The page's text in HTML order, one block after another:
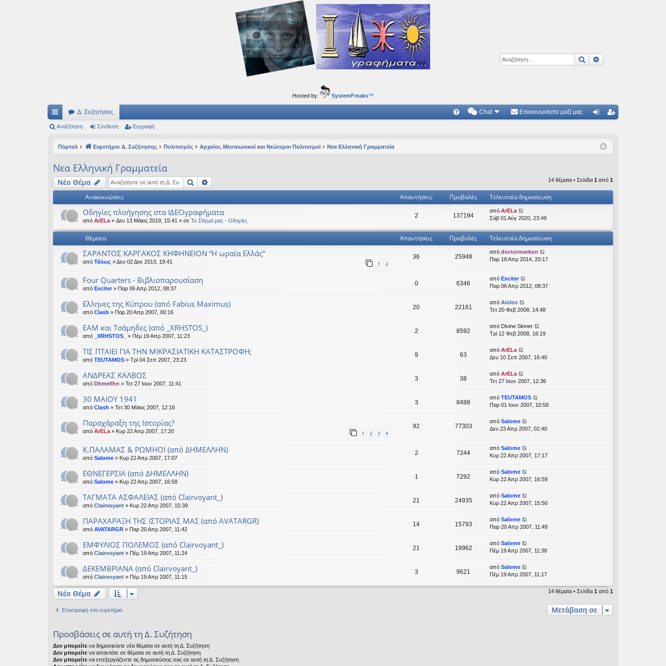
Αναζήτηση
Αυτός ο τόπος φιλοδοξεί να ανοίγει μονοπάτια για τα συναρπαστικά και όμορφα ταξίδια του νού...
Hosted by: SystemFreaks™
Γ
ρή
ς
συ
εις
Δ. Συζητήσεις
ήσ
εις
Chat Επικοινωνήστε μαζί μας
ρα
Αναζήτηση Σύνδεση Εγγραφή
Πόρταλ Ευρετήριο Δ. Συζήτησης Πολιτισμός Αρχαίοι, Μεσαιωνικοί και Νεώτεροι Πολιτισμοί Νεα Ελληνική Γραμματεία
Νεα Ελληνική Γραμματεία
Νέο Θέμα Αναζήτηση 14 θέματα • Σελίδα 1 από 1
Ανακοινώσεις Απαντήσεις Προβολές Τελευταία δημοσίευση
Οδηγίες πλοήγησης στα ΙΔΕΟγραφήματα
από ArELa » Δευ 13 Μάιος 2019, 15:41 » σε Το Στίγμα μας - Οδηγίες
2 137194
από ArELa
Σάβ 01 Αύγ 2020, 23:49
Θέματα Απαντήσεις Προβολές Τελευταία δημοσίευση
ΣΑΡΑΝΤΟΣ ΚΑΡΓΑΚΟΣ ΚΗΦΗΝΕΙΟΝ “Η ωραία Ελλάς”
από Τάλως » Δευ 02 Δεκ 2013, 19:41 1 2
36 25948
από doctormarkon
Παρ 18 Απρ 2014, 20:17
Four Quarters - Βιβλιοπαρουσίαση
από Exciter» Παρ 06 Απρ 2012, 08:37
0 6346
από Exciter
Παρ 06 Απρ 2012, 08:37
Ελληνες της Κύπρου (από Fabius Maximus)
από Clash » Παρ 20 Απρ 2007, 00:16
20 22161
από Aiolos
Τετ 20 Φεβ 2008, 14:48
ΕΑΜ και Τσάμηδες (από _XRHSTOS_)
από _XRHSTOS_ » Πέμ 19 Απρ 2007, 11:23
2 8592
από Divine Sinner
Τρί 12 Φεβ 2008, 16:19
ΤΙΣ ΠΤΑΙΕΙ ΓΙΑ ΤΗΝ ΜΙΚΡΑΣΙΑΤΙΚΗ ΚΑΤΑΣΤΡΟΦΗ;
από TEUTAMOS » Τρί 04 Σεπ 2007, 23:23
9 63
από ArELa
Δευ 10 Σεπ 2007, 16:40
ΑΝΔΡΕΑΣ ΚΑΛΒΟΣ
από Dhmellhn » Τετ 27 Ιουν 2007, 11:41
3 38
από ArELa
Τετ 27 Ιουν 2007, 12:36
30 MAIOY 1941
από Clash » Τετ 30 Μάιος 2007, 12:16
3 8488
από TEUTAMOS
Παρ 01 Ιουν 2007, 10:58
Παραχάραξη της Ιστορίας?
από ArELa » Κυρ 22 Απρ 2007, 17:20 1 2 3 4
92 77303
από Salome
Δευ 23 Απρ 2007, 02:40
Κ.ΠΑΛΑΜΑΣ & ΡΩΜΗΟΙ (από ΔΗΜΕΛΛΗΝ)
από Salome » Κυρ 22 Απρ 2007, 17:07
2 7244
από Salome
Κυρ 22 Απρ 2007, 17:17
ΕΘΝΕΓΕΡΣΙΑ (από ΔΗΜΕΛΛΗΝ)
από Salome » Κυρ 22 Απρ 2007, 16:58
1 7292
από Salome
Κυρ 22 Απρ 2007, 16:59
ΤΑΓΜΑΤΑ ΑΣΦΑΛΕΙΑΣ (από Clairvoyant_)
από Clairvoyant » Κυρ 22 Απρ 2007, 15:39
21 24935
από Salome
Κυρ 22 Απρ 2007, 15:50
ΠΑΡΑΧΑΡΑΞΗ ΤΗΣ ΙΣΤΟΡΙΑΣ ΜΑΣ (από AVATARGR)
από AVATARGR » Παρ 20 Απρ 2007, 11:42
14 15793
από Salome
Παρ 20 Απρ 2007, 11:49
ΕΜΦΥΛΙΟΣ ΠΟΛΕΜΟΣ (από Clairvoyant_)
από Clairvoyant » Πέμ 19 Απρ 2007, 11:24
21 19962
από Salome
Πέμ 19 Απρ 2007, 11:38
ΔΕΚΕΜΒΡΙΑΝΑ (από Clairvoyant_)
από Clairvoyant » Πέμ 19 Απρ 2007, 11:15
3 9621
από Salome
Πέμ 19 Απρ 2007, 11:17
Νέο Θέμα 14 θέματα • Σελίδα 1 από 1
Επιστροφή στο ευρετήριο Μετάβαση σε
Προσβάσεις σε αυτή τη Δ. Συζήτηση
Δεν μπορείτε να δημοσιεύετε νέα θέματα σε αυτή τη Δ. Συζήτηση
Δεν μπορείτε να απαντάτε σε θέματα σε αυτή τη Δ. Συζήτηση
Δεν μπορείτε να επεξεργάζεστε τις δημοσιεύσεις σας σε αυτή τη Δ. Συζήτηση